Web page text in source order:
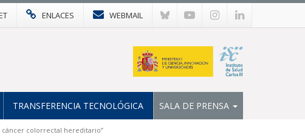
ENLACES WEBMAIL
TRANSFERENCIA TECNOLÓGICA SALA DE PRENSA
cáncer colorrectal hereditario”